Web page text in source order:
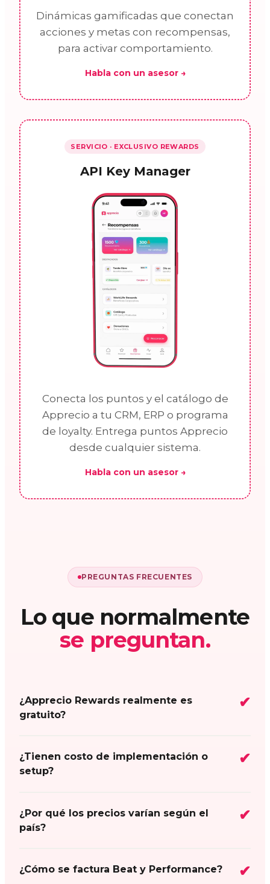
Dinámicas gamificadas que conectan
acciones y metas con recompensas,
para activar comportamiento.
Habla con un asesor →
SERVICIO · EXCLUSIVO REWARDS
API Key Manager
Conecta los puntos y el catálogo de
Apprecio a tu CRM, ERP o programa
de loyalty. Entrega puntos Apprecio
desde cualquier sistema.
Habla con un asesor →
PREGUNTAS FRECUENTES
Lo que normalmente
se preguntan.
¿Apprecio Rewards realmente es
gratuito?
¿Tienen costo de implementación o
setup?
¿Por qué los precios varían según el
país?
¿Cómo se factura Beat y Performance?